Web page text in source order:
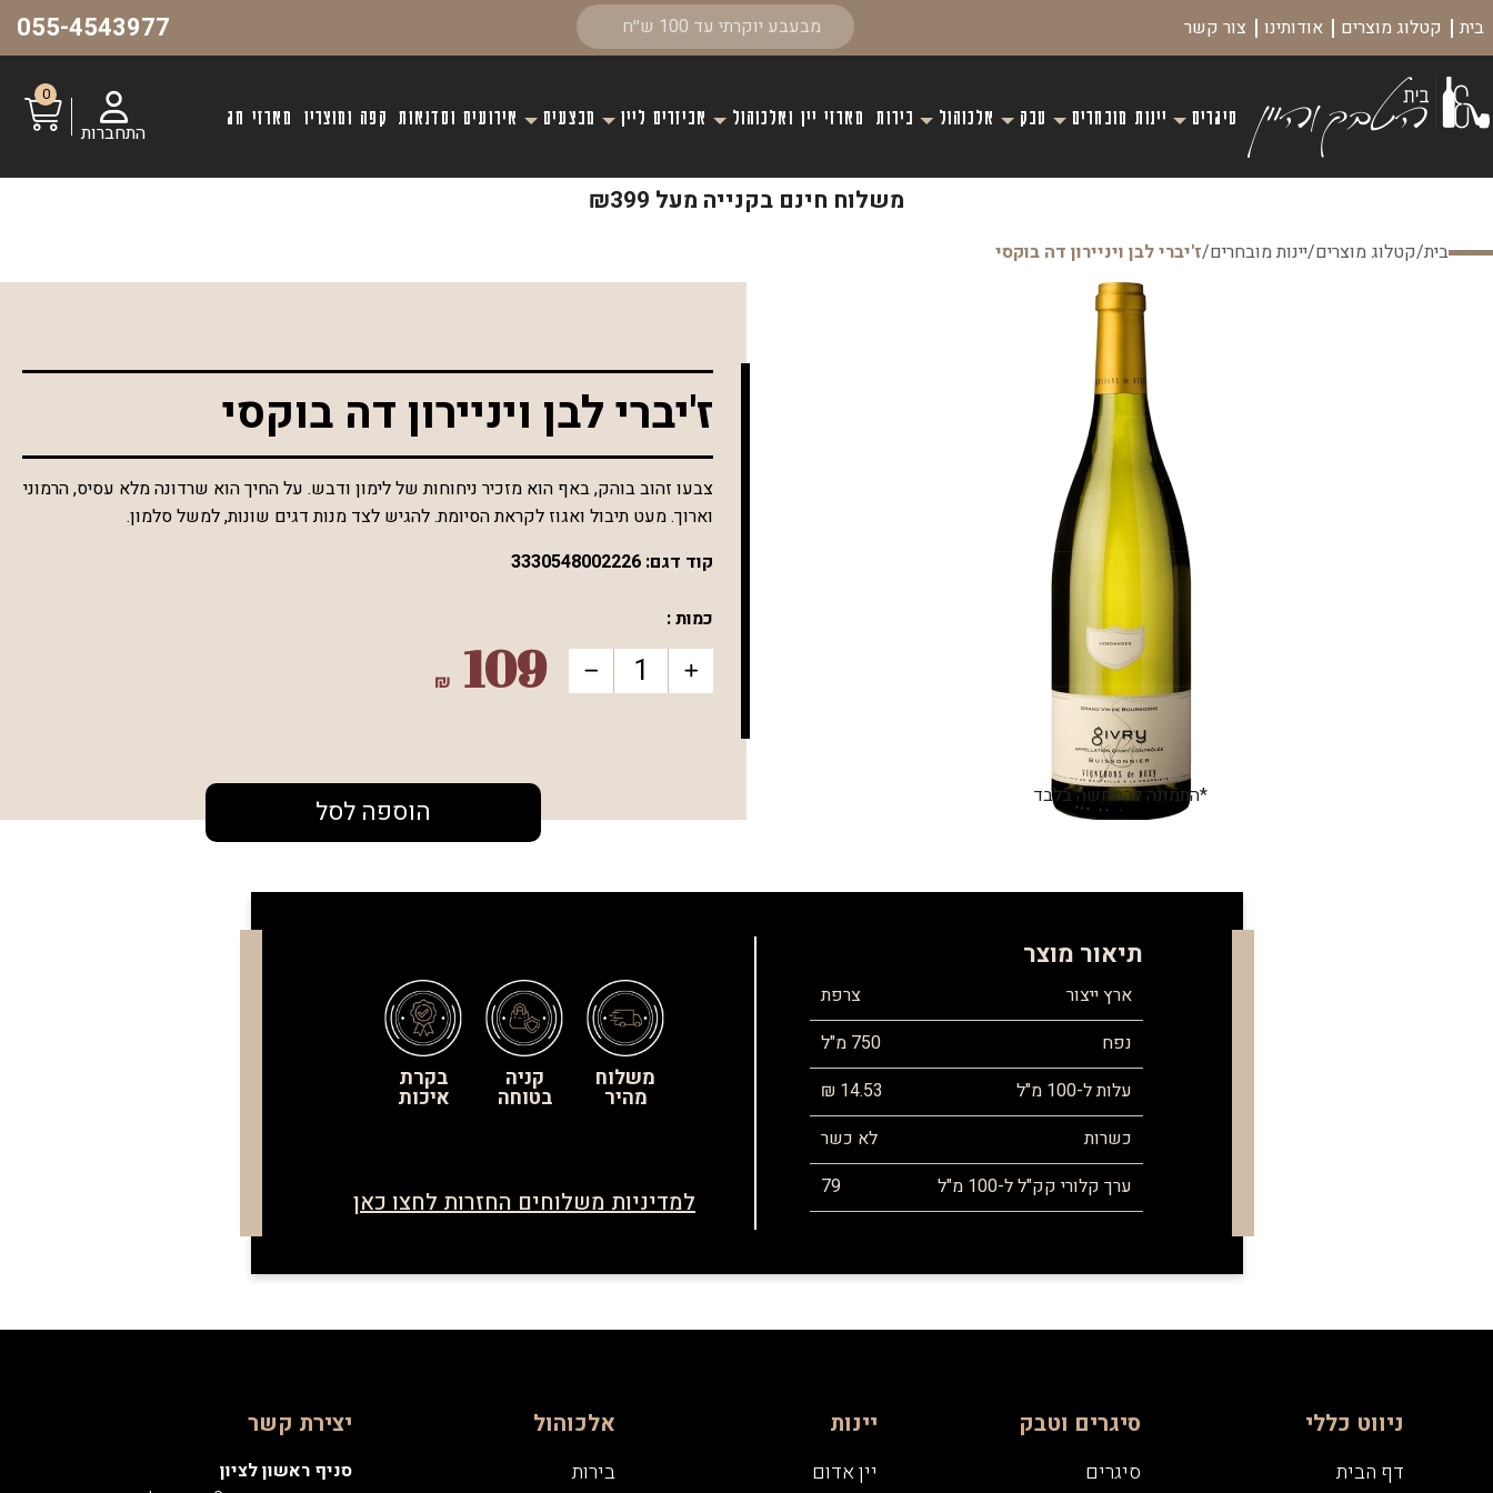
בית קטלוג מוצרים אודותינו צור קשר 055-4543977
סיגרים יינות מובחרים טבק אלכוהול בירות מארזי יין ואלכוהול אביזרים ליין מבצעים אירועים וסדנאות קפה ומוצריו מארזי חג
התחברות
0
משלוח חינם בקנייה מעל ₪399
בית/קטלוג מוצרים/יינות מובחרים/ז'יברי לבן ויניירון דה בוקסי
*התמונה להמחשה בלבד
ז'יברי לבן ויניירון דה בוקסי
צבעו זהוב בוהק, באף הוא מזכיר ניחוחות של לימון ודבש. על החיך הוא שרדונה מלא עסיס, הרמוני
וארוך. מעט תיבול ואגוז לקראת הסיומת. להגיש לצד מנות דגים שונות, למשל סלמון.
קוד דגם: 3330548002226
כמות :
109
₪
הוספה לסל
תיאור מוצר
ארץ ייצור
צרפת
נפח
750 מ"ל
עלות ל-100 מ"ל
14.53 ₪
כשרות
לא כשר
ערך קלורי קק"ל ל-100 מ"ל
79
משלוח
מהיר
קניה
בטוחה
בקרת
איכות
למדיניות משלוחים החזרות לחצו כאן
ניווט כללי
דף הבית
סיגרים וטבק
סיגרים
יינות
יין אדום
אלכוהול
בירות
יצירת קשר
סניף ראשון לציון